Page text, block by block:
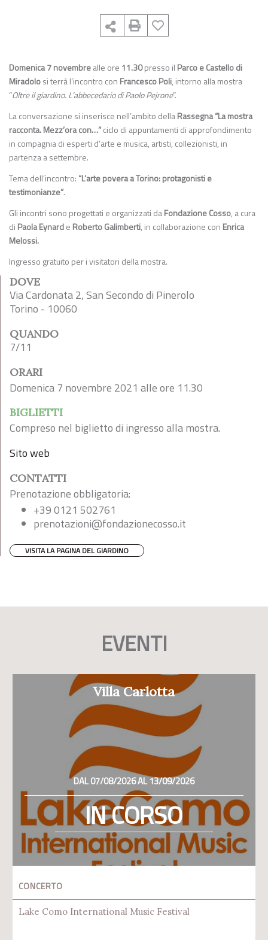
Domenica 7 novembrealle ore 11.30presso il Parco e Castello di
Miradolosi terrà l’incontro con Francesco Poli, intorno alla mostra
“Oltre il giardino. L’abbecedario di Paolo Pejrone”.
La conversazione si inserisce nell’ambito dellaRassegna “La mostra
racconta. Mezz’ora con…”ciclo di appuntamenti di approfondimento
in compagnia di esperti d’arte e musica, artisti, collezionisti, in
partenza a settembre.
Tema dell’incontro:“L’arte povera a Torino: protagonisti e
testimonianze”.
Gli incontri sono progettati e organizzati daFondazione Cosso, a cura
di Paola Eynarde Roberto Galimberti, in collaborazione con Enrica
Melossi.
Ingresso gratuito per i visitatori della mostra.
DOVE
Via Cardonata 2, San Secondo di Pinerolo
Torino - 10060
QUANDO
7/11
ORARI
Domenica 7 novembre 2021 alle ore 11.30
BIGLIETTI
Compreso nel biglietto di ingresso alla mostra.
Sito web
CONTATTI
Prenotazione obbligatoria:
+39 0121 502761
prenotazioni@fondazionecosso.it
VISITA LA PAGINA DEL GIARDINO
EVENTI
Villa Carlotta
DAL 07/08/2026 AL 13/09/2026
IN CORSO
CONCERTO
Lake Como International Music Festival